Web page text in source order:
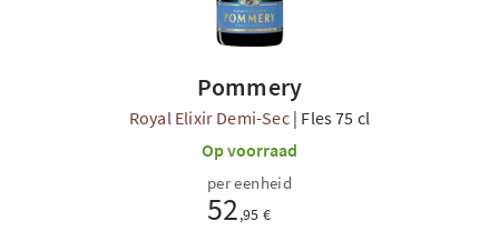
Pommery
Royal Elixir Demi-Sec| Fles 75 cl
Op voorraad
per eenheid
52,95 €